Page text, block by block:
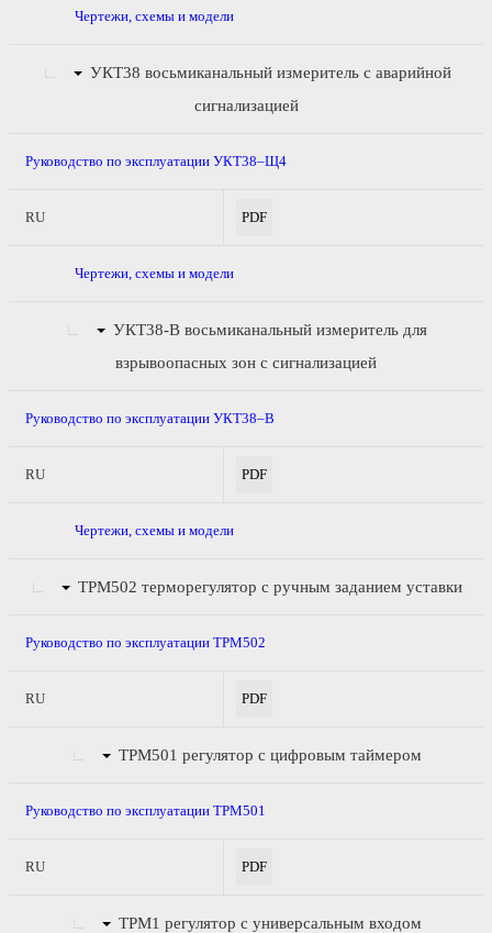
Чертежи, схемы и модели
УКТ38 восьмиканальный измеритель с аварийной
сигнализацией
Руководство по эксплуатации УКТ38–Щ4
RU PDF
Чертежи, схемы и модели
УКТ38-В восьмиканальный измеритель для
взрывоопасных зон с сигнализацией
Руководство по эксплуатации УКТ38–В
RU PDF
Чертежи, схемы и модели
ТРМ502 терморегулятор с ручным заданием уставки
Руководство по эксплуатации ТРМ502
RU PDF
ТРМ501 регулятор с цифровым таймером
Руководство по эксплуатации ТРМ501
RU PDF
ТРМ1 регулятор с универсальным входом